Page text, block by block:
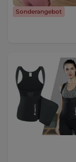
Sonderangebot